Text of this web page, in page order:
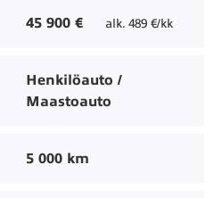
45 900 € alk. 489 €/kk
Henkilöauto /
Maastoauto
5 000 km